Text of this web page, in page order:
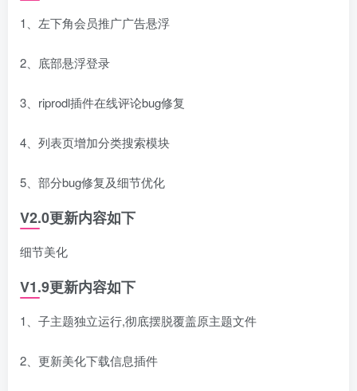
1、左下角会员推广广告悬浮
2、底部悬浮登录
3、riprodl插件在线评论bug修复
4、列表页增加分类搜索模块
5、部分bug修复及细节优化
V2.0更新内容如下
细节美化
V1.9更新内容如下
1、子主题独立运行,彻底摆脱覆盖原主题文件
2、更新美化下载信息插件